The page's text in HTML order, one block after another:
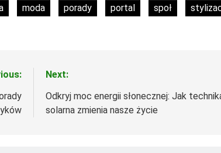
moda porady portal społ
Next:
Odkryj moc energii słonecznej: Jak
solarna zmienia nasze życie